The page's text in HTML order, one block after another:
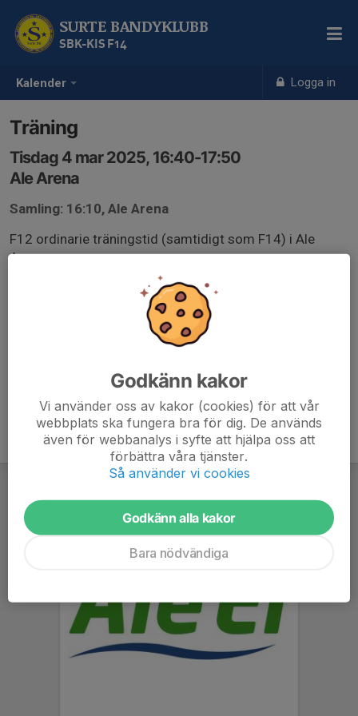
Kalender Logga in
SURTE BANDYKLUBB
SBK-KIS F14
Träning
Tisdag 4 mar 2025, 16:40-17:50
Ale Arena
Samling: 16:10, Ale Arena
F12 ordinarie träningstid (samtidigt som F14) i Ale
Arena.
Godkänn kakor
Vi använder oss av kakor (cookies) för att vår
webbplats ska fungera bra för dig. De används
även för webbanalys i syfte att hjälpa oss att
förbättra våra tjänster.
Så använder vi cookies
Godkänn alla kakor
Bara nödvändiga